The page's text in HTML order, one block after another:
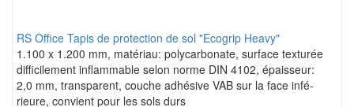
RS Office Tapis de protection de sol "Ecogrip Heavy"
1.100 x 1.200 mm, matériau: polycarbonate, surface texturée
difficilement inflammable selon norme DIN 4102, épaisseur:
2,0 mm, transparent, couche adhésive VAB sur la face infé-
rieure, convient pour les sols durs